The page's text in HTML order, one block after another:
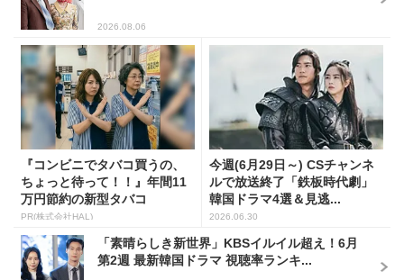
2026.08.06
『コンビニでタバコ買うの、
ちょっと待って！！』年間11
万円節約の新型タバコ
PR(株式会社HAL)
今週(6月29日～) CSチャンネ
ルで放送終了「鉄板時代劇」
韓国ドラマ4選＆見逃...
2026.06.30
「素晴らしき新世界」KBSイルイル超え！6月
第2週 最新韓国ドラマ 視聴率ランキ...